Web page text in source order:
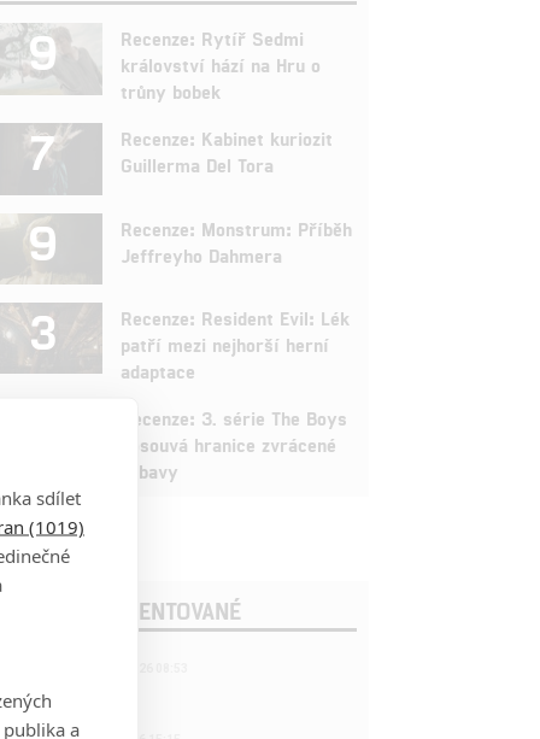
9
Recenze: Rytíř Sedmi
království hází na Hru o
trůny bobek
7
Recenze: Kabinet kuriozit
Guillerma Del Tora
9
Recenze: Monstrum: Příběh
Jeffreyho Dahmera
3
Recenze: Resident Evil: Lék
patří mezi nejhorší herní
adaptace
Recenze: 3. série The Boys
posouvá hranice zvrácené
zábavy
KOMENTOVANÉ
彈專家
sdílet
(1019)
a